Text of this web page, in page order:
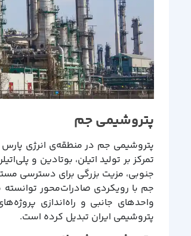
پتروشیمی جم
پتروشیمی جم در منطقه‌ی انرژی پارس
تمرکز بر تولید اتیلن، بوتادین و
جنوبی، مزیت بزرگی برای دسترسی
جم با رویکردی صادرات‌محور
واحدهای جانبی و راه‌اندازی
پتروشیمی ایران تبدیل کرده است.